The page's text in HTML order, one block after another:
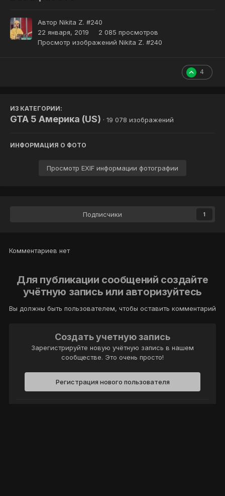
Автор Nikita Z. #240
22 января, 2019
2 085 просмотров
Просмотр изображений Nikita Z. #240
4
ИЗ КАТЕГОРИИ:
GTA 5 Америка (US) · 19 078 изображений
ИНФОРМАЦИЯ О ФОТО
Просмотр EXIF информации фотографии
Подписчики 1
Комментариев нет
Для публикации сообщений создайте
учётную запись или авторизуйтесь
Вы должны быть пользователем, чтобы оставить комментарий
Создать учетную запись
Зарегистрируйте новую учётную запись в нашем
сообществе. Это очень просто!
Регистрация нового пользователя